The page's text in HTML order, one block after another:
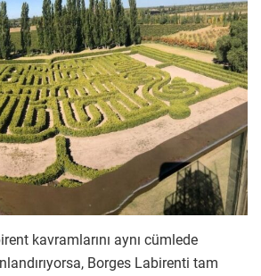
kavramlarını aynı cümlede
Borges Labirenti tam